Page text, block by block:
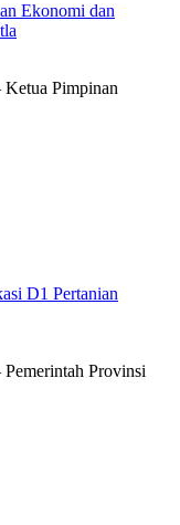
Ekonomi dan
Pimpinan
D1 Pertanian
Provinsi